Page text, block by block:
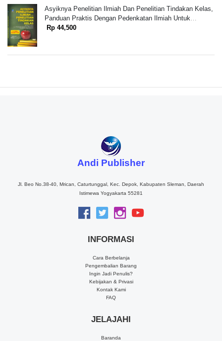
Asyiknya Penelitian Ilmiah Dan Penelitian Tindakan Kelas,
Panduan Praktis Dengan Pedenkatan Ilmiah Untuk
Melakukan Transformasi Pembelajaran Untuk Guru
Rp 44,500
Andi Publisher
Jl. Beo No.38-40, Mrican, Caturtunggal, Kec. Depok, Kabupaten Sleman, Daerah
Istimewa Yogyakarta 55281
INFORMASI
Cara Berbelanja
Pengembalian Barang
Ingin Jadi Penulis?
Kebijakan & Privasi
Kontak Kami
FAQ
JELAJAHI
Baranda